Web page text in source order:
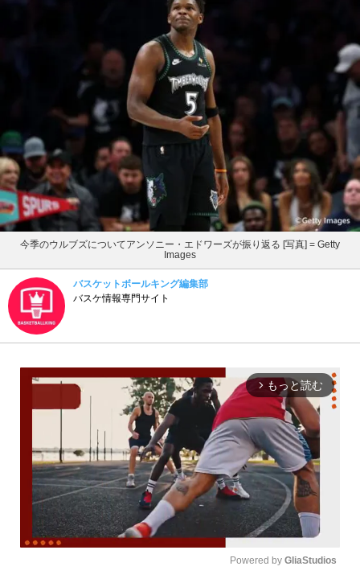
今季のウルブズについてアンソニー・エドワーズが振り返る [写真] = Getty
Images
バスケットボールキング編集部
バスケ情報専門サイト
arrow_forward_ios もっと読む
Powered by GliaStudios